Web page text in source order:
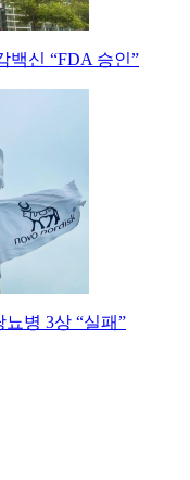
백신 “FDA 승인”
병 3상 “실패”